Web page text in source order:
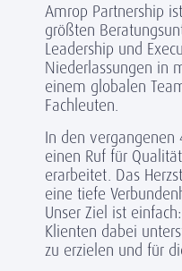
Amrop Partnership
größten
Leadership und
Niederlassungen in
einem globalen
Fachleuten.
In den vergangenen
einen Ruf für
erarbeitet. Das
eine tiefe
Unser Ziel ist
Klienten dabei
zu erzielen und für